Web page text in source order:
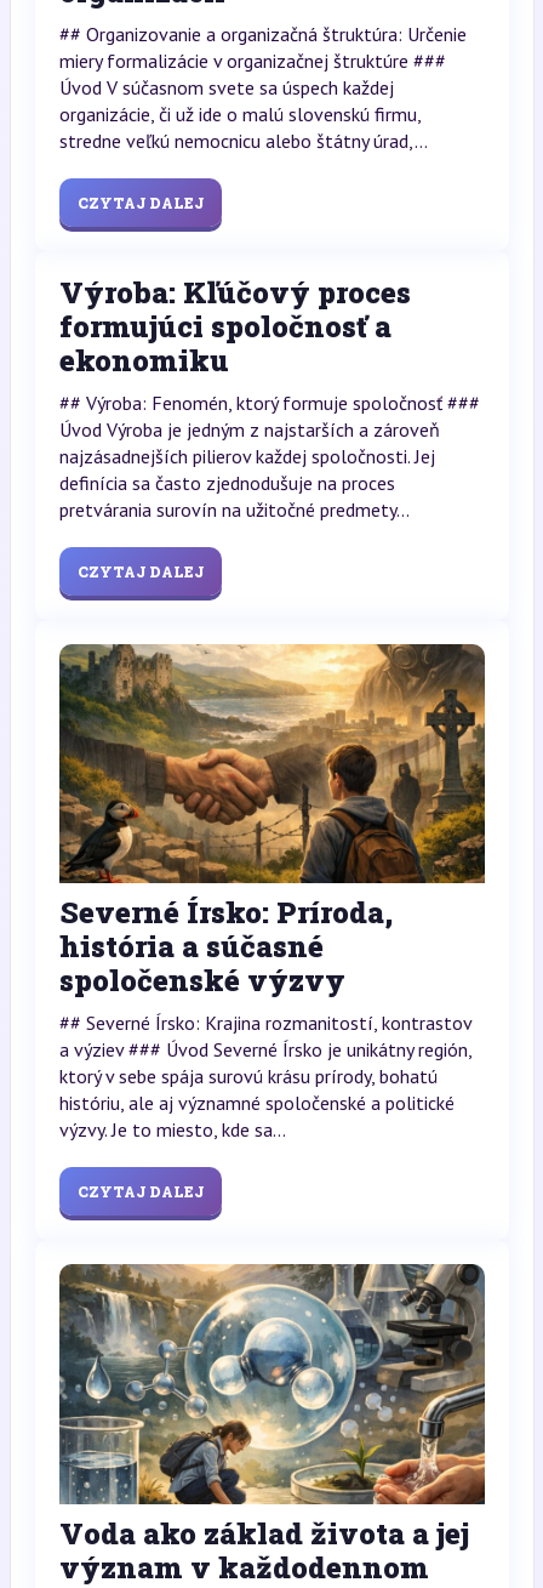
## Organizovanie a organizačná štruktúra: Určenie
miery formalizácie v organizačnej štruktúre ###
Úvod V súčasnom svete sa úspech každej
organizácie, či už ide o malú slovenskú firmu,
stredne veľkú nemocnicu alebo štátny úrad,...
CZYTAJ DALEJ
Výroba: Kľúčový proces
formujúci spoločnosť a
ekonomiku
## Výroba: Fenomén, ktorý formuje spoločnosť ###
Úvod Výroba je jedným z najstarších a zároveň
najzásadnejších pilierov každej spoločnosti. Jej
definícia sa často zjednodušuje na proces
pretvárania surovín na užitočné predmety...
CZYTAJ DALEJ
Severné Írsko: Príroda,
história a súčasné
spoločenské výzvy
## Severné Írsko: Krajina rozmanitostí, kontrastov
a výziev ### Úvod Severné Írsko je unikátny región,
ktorý v sebe spája surovú krásu prírody, bohatú
históriu, ale aj významné spoločenské a politické
výzvy. Je to miesto, kde sa...
CZYTAJ DALEJ
Voda ako základ života a jej
význam v každodennom